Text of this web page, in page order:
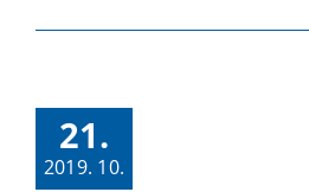
21.
2019. 10.